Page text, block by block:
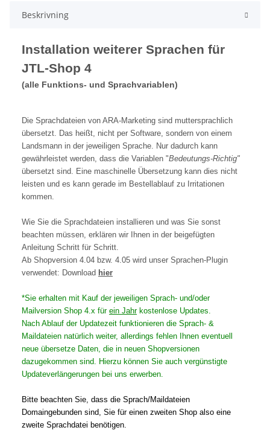
Beskrivning
Installation weiterer Sprachen für
JTL-Shop 4
(alle Funktions- und Sprachvariablen)
Die Sprachdateien von ARA-Marketing sind muttersprachlich
übersetzt. Das heißt, nicht per Software, sondern von einem
Landsmann in der jeweiligen Sprache. Nur dadurch kann
gewährleistet werden, dass die Variablen "Bedeutungs-Richtig"
übersetzt sind. Eine maschinelle Übersetzung kann dies nicht
leisten und es kann gerade im Bestellablauf zu Irritationen
kommen.
Wie Sie die Sprachdateien installieren und was Sie sonst
beachten müssen, erklären wir Ihnen in der beigefügten
Anleitung Schritt für Schritt.
Ab Shopversion 4.04 bzw. 4.05 wird unser Sprachen-Plugin
verwendet: Download hier
*Sie erhalten mit Kauf der jeweiligen Sprach- und/oder
Mailversion Shop 4.x für ein Jahrkostenlose Updates.
Nach Ablauf der Updatezeit funktionieren die Sprach- &
Maildateien natürlich weiter, allerdings fehlen Ihnen eventuell
neue übersetze Daten, die in neuen Shopversionen
dazugekommen sind. Hierzu können Sie auch vergünstigte
Updateverlängerungen bei uns erwerben.
Bitte beachten Sie, dass die Sprach/Maildateien
Domaingebunden sind, Sie für einen zweiten Shop also eine
zweite Sprachdatei benötigen.